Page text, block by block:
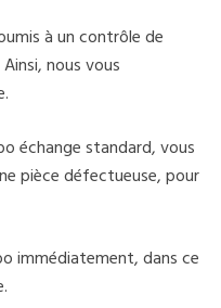
à un contrôle de
nous vous
échange standard, vous
pièce défectueuse, pour
immédiatement, dans ce